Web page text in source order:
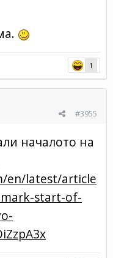
1
#3955
началото на
en/latest/article
start-of-